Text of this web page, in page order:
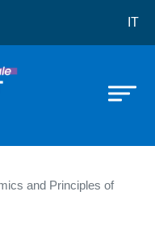
IT
and Principles of